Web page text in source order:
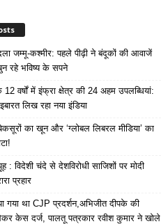
जम्मू-कश्मीर: पहले पीढ़ी ने बंदूकों की आवाजें
रहे भविष्य के सपने
वर्षों में इंफ्रा क्षेत्र की 24 अहम उपलब्धियां:
लिख रहा नया इंडिया
का खून और ‘ग्लोबल लिबरल मीडिया’ का
: विदेशी चंदे से देशविरोधी साजिशों पर मोदी
प्रहार
गया था CJP प्रदर्शन,अभिजीत दीपके की
केस दर्ज, पालतू पत्रकार रवीश कुमार ने खोले